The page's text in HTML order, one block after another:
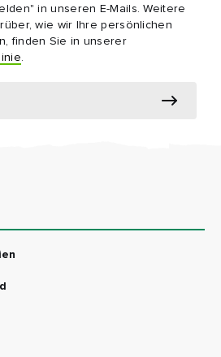
in unseren E-Mails. Weitere
wie wir Ihre persönlichen
finden Sie in unserer
.